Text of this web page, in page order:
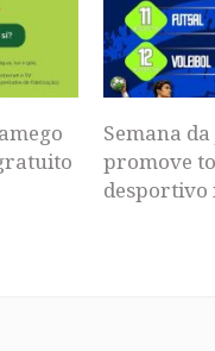
Semana
promove